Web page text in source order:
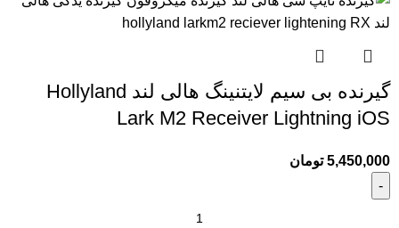
گیرنده بی سیم لایتنینگ هالی لند Hollyland
Lark M2 Receiver Lightning iOS
5,450,000 تومان